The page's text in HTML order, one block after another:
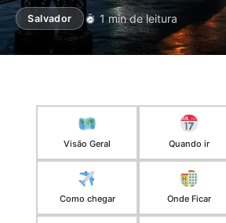
Salvador 1 min de leitura
Visão Geral Quando ir
Como chegar Onde Ficar